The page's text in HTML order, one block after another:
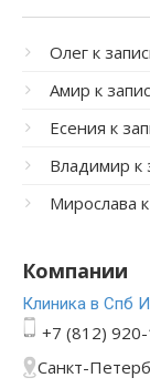
Олег к
Амир к
Есения к
Владимир к
Мирослава
Компании
Клиника в Спб
+7 (812)
Санкт-